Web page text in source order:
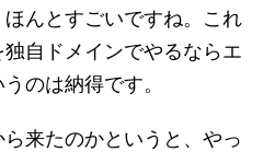
んとすごいですね。これ
自ドメインでやるならエ
のは納得です。
来たのかというと、やっ